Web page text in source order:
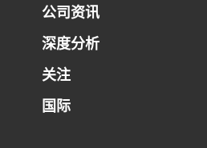
公司资讯
深度分析
关注
国际